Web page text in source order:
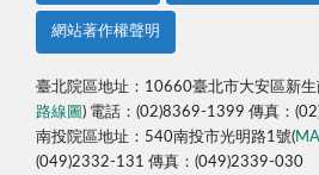
網站著作權聲明
臺北院區地址：10660臺北市大安區新
路線圖) 電話：(02)8369-1399 傳真：
南投院區地址：540南投市光明路1號(
(049)2332-131 傳真：(049)2339-030